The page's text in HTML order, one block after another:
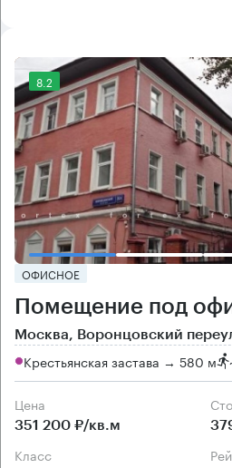
8.2
ОФИСНОЕ
Помещение под
Москва, Воронцовский
Крестьянская застава → 580 м
Цена
351 200 ₽/кв.м
класс